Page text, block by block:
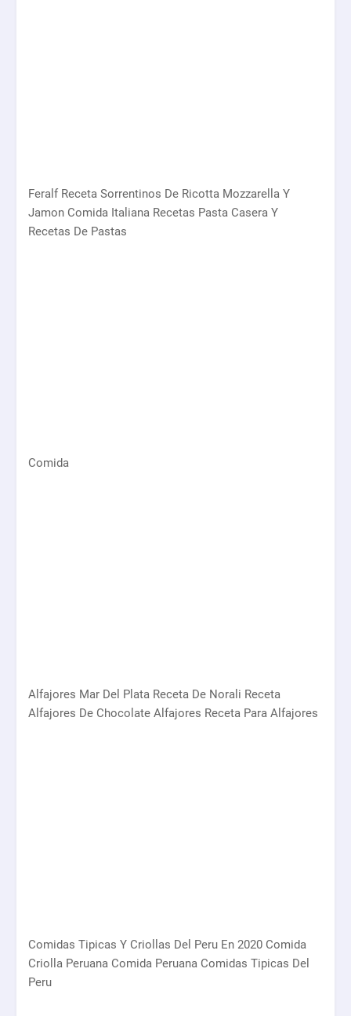
Feralf Receta Sorrentinos De Ricotta Mozzarella Y
Jamon Comida Italiana Recetas Pasta Casera Y
Recetas De Pastas
Comida
Alfajores Mar Del Plata Receta De Norali Receta
Alfajores De Chocolate Alfajores Receta Para Alfajores
Comidas Tipicas Y Criollas Del Peru En 2020 Comida
Criolla Peruana Comida Peruana Comidas Tipicas Del
Peru